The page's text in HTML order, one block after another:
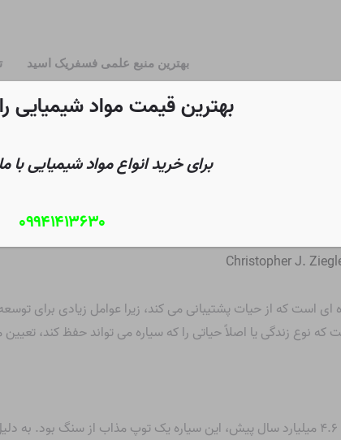
بهترین منبع علمی فسفریک اسید
Christopher J.
ای است که از حیات پشتیبانی می کند، زیرا عوامل زیادی برای
نوع زندگی یا اصلاً حیاتی را که سیاره می تواند حفظ کند،
در ابتدای شکل گیری زمین در حدود ۴.۶ میلیارد سال پیش، این سیاره یک توپ
بهترین قیمت مواد شیمیایی
برای خرید انواع مواد شیمیایی با
۰۹۹۴۱۴۱۳۶۳۰